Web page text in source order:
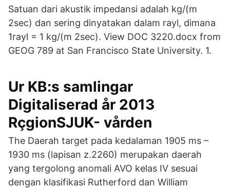
Satuan dari akustik impedansi adalah kg/(m
2sec) dan sering dinyatakan dalam rayl, dimana
1rayl = 1 kg/(m 2sec). View DOC 3220.docx from
GEOG 789 at San Francisco State University. 1.
Ur KB:s samlingar
Digitaliserad år 2013
RçgionSJUK- vården
The Daerah target pada kedalaman 1905 ms –
1930 ms (lapisan z.2260) merupakan daerah
yang tergolong anomali AVO kelas IV sesuai
dengan klasifikasi Rutherford dan William